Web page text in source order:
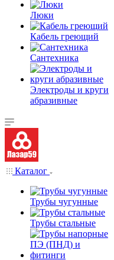
Люки
Кабель греющий
Сантехника
Электроды и круги
абразивные
Каталог
Трубы чугунные
Трубы стальные